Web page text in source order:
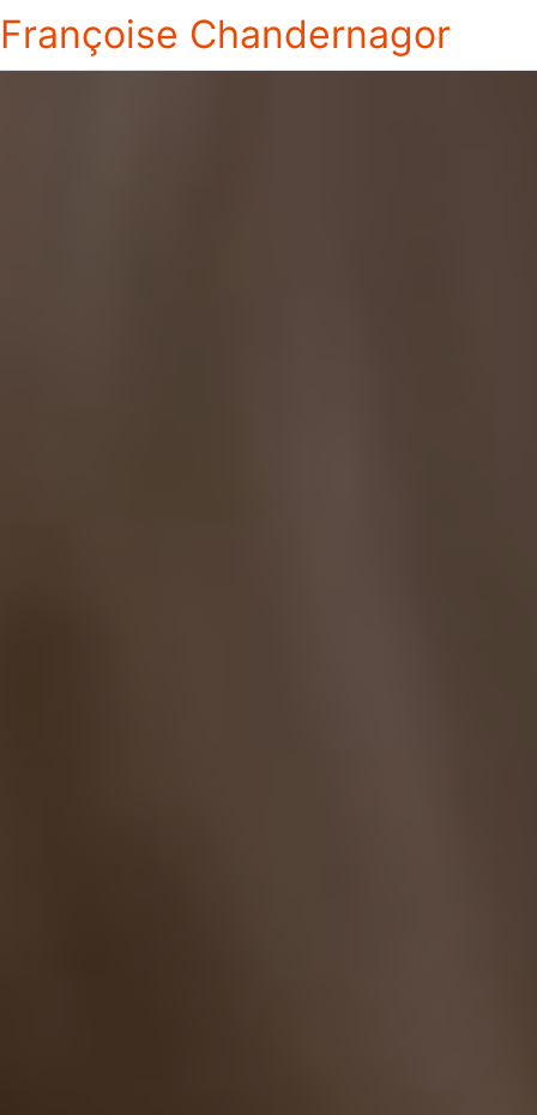
Françoise Chandernagor